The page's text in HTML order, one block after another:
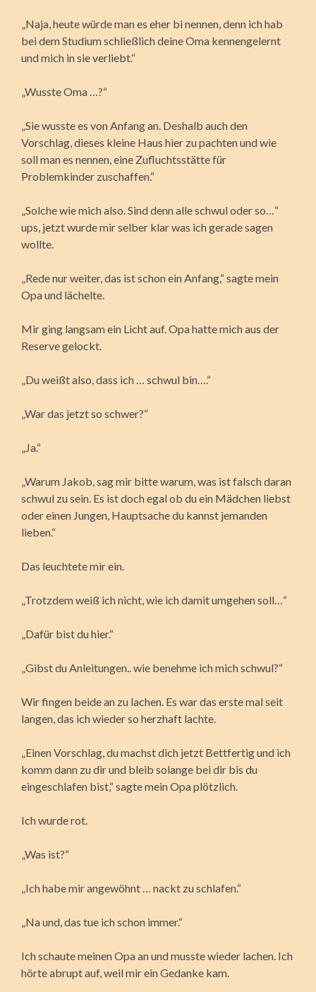
„Naja, heute würde man es eher bi nennen, denn ich hab
bei dem Studium schließlich deine Oma kennengelernt
und mich in sie verliebt.“
„Wusste Oma …?“
„Sie wusste es von Anfang an. Deshalb auch den
Vorschlag, dieses kleine Haus hier zu pachten und wie
soll man es nennen, eine Zufluchtsstätte für
Problemkinder zuschaffen.“
„Solche wie mich also. Sind denn alle schwul oder so…“
ups, jetzt wurde mir selber klar was ich gerade sagen
wollte.
„Rede nur weiter, das ist schon ein Anfang,“ sagte mein
Opa und lächelte.
Mir ging langsam ein Licht auf. Opa hatte mich aus der
Reserve gelockt.
„Du weißt also, dass ich … schwul bin….“
„War das jetzt so schwer?“
„Ja.“
„Warum Jakob, sag mir bitte warum, was ist falsch daran
schwul zu sein. Es ist doch egal ob du ein Mädchen liebst
oder einen Jungen, Hauptsache du kannst jemanden
lieben.“
Das leuchtete mir ein.
„Trotzdem weiß ich nicht, wie ich damit umgehen soll…“
„Dafür bist du hier.“
„Gibst du Anleitungen.. wie benehme ich mich schwul?“
Wir fingen beide an zu lachen. Es war das erste mal seit
langen, das ich wieder so herzhaft lachte.
„Einen Vorschlag, du machst dich jetzt Bettfertig und ich
komm dann zu dir und bleib solange bei dir bis du
eingeschlafen bist,“ sagte mein Opa plötzlich.
Ich wurde rot.
„Was ist?“
„Ich habe mir angewöhnt … nackt zu schlafen.“
„Na und, das tue ich schon immer.“
Ich schaute meinen Opa an und musste wieder lachen. Ich
hörte abrupt auf, weil mir ein Gedanke kam.